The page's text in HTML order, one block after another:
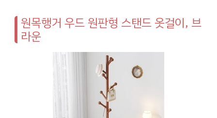
원목행거 우드 원판형 스탠드 옷걸이, 브
라운